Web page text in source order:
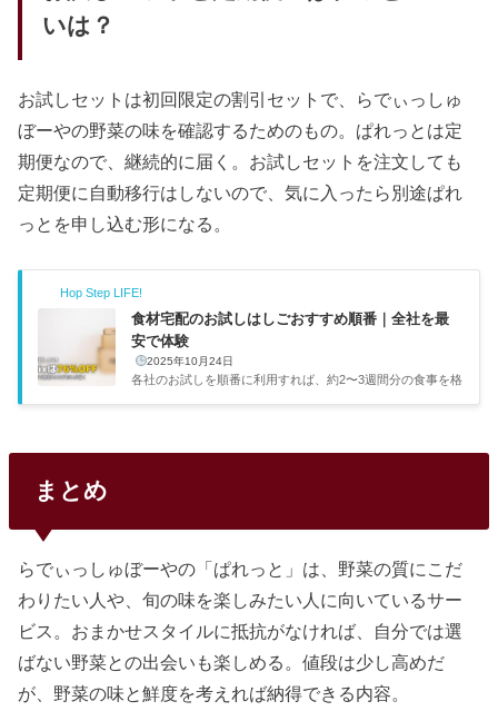
いは？
お試しセットは初回限定の割引セットで、らでぃっしゅ
ぼーやの野菜の味を確認するためのもの。ぱれっとは定
期便なので、継続的に届く。お試しセットを注文しても
定期便に自動移行はしないので、気に入ったら別途ぱれ
っとを申し込む形になる。
Hop Step LIFE!
食材宅配のお試しはしごおすすめ順番｜全社を最
安で体験
2025年10月24日
各社のお試しを順番に利用すれば、約2〜3週間分の食事を格
ベストな順番をまとめました。お試しはしごがおすすめな理
試しセット比較一覧サービスお試し価格通常価格相当割引率
まとめ
らでぃっしゅぼーやの「ぱれっと」は、野菜の質にこだ
わりたい人や、旬の味を楽しみたい人に向いているサー
ビス。おまかせスタイルに抵抗がなければ、自分では選
ばない野菜との出会いも楽しめる。値段は少し高めだ
が、野菜の味と鮮度を考えれば納得できる内容。